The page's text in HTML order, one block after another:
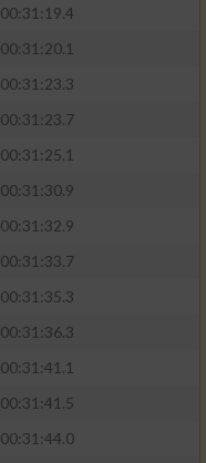
00:31:19.4
00:31:20.1
00:31:23.3
00:31:23.7
00:31:25.1
00:31:30.9
00:31:32.9
00:31:33.7
00:31:35.3
00:31:36.3
00:31:41.1
00:31:41.5
00:31:44.0